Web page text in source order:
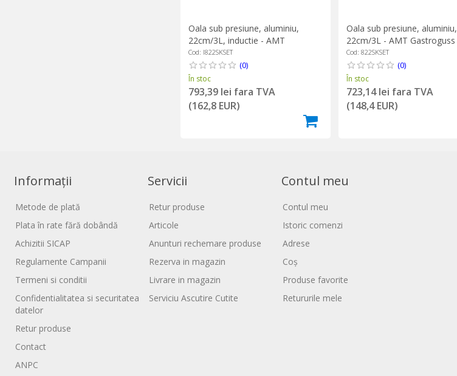
Oala sub presiune, aluminiu,
22cm/3L, inductie - AMT
Gastroguss
Cod: I822SKSET
(0)
În stoc
793,39 lei fara TVA
(162,8 EUR)
Oala sub presiune, aluminiu,
22cm/3L - AMT Gastroguss
Cod: 822SKSET
(0)
În stoc
723,14 lei fara TVA
(148,4 EUR)
Informații
Metode de plată
Plata în rate fără dobândă
Achizitii SICAP
Regulamente Campanii
Termeni si conditii
Confidentialitatea si securitatea
datelor
Retur produse
Contact
ANPC
Servicii
Retur produse
Articole
Anunturi rechemare produse
Rezerva in magazin
Livrare in magazin
Serviciu Ascutire Cutite
Contul meu
Contul meu
Istoric comenzi
Adrese
Coș
Produse favorite
Retururile mele